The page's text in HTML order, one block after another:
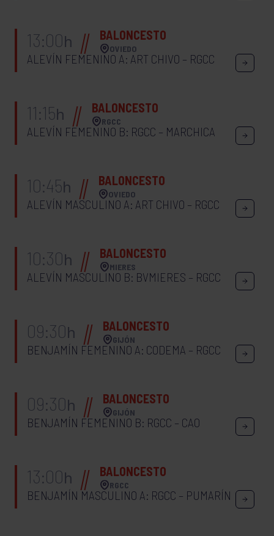
13:00h BALONCESTO
OVIEDO
ALEVÍN FEMENINO A: ART CHIVO – RGCC
11:15h BALONCESTO
RGCC
ALEVÍN FEMENINO B: RGCC – MARCHICA
10:45h BALONCESTO
OVIEDO
ALEVÍN MASCULINO A: ART CHIVO – RGCC
10:30h BALONCESTO
MIERES
ALEVÍN MASCULINO B: BVMIERES – RGCC
09:30h BALONCESTO
GIJÓN
BENJAMÍN FEMENINO A: CODEMA – RGCC
09:30h BALONCESTO
GIJÓN
BENJAMÍN FEMENINO B: RGCC – CAO
13:00h BALONCESTO
RGCC
BENJAMÍN MASCULINO A: RGCC – PUMARÍN